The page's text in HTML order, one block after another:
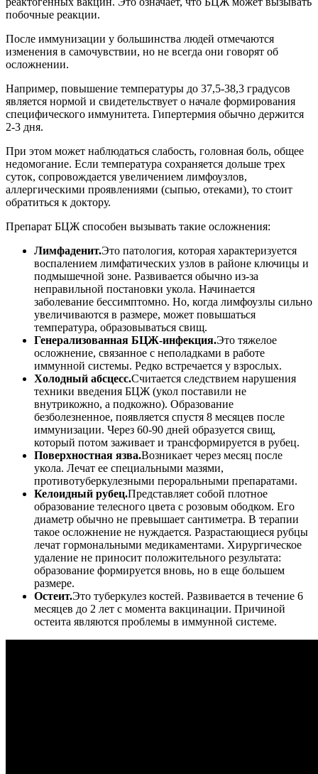
побочные реакции.
После иммунизации у большинства людей отмечаются
изменения в самочувствии, но не всегда они говорят об
осложнении.
Например, повышение температуры до 37,5-38,3 градусов
является нормой и свидетельствует о начале формирования
специфического иммунитета. Гипертермия обычно держится
2-3 дня.
При этом может наблюдаться слабость, головная боль, общее
недомогание. Если температура сохраняется дольше трех
суток, сопровождается увеличением лимфоузлов,
аллергическими проявлениями (сыпью, отеками), то стоит
обратиться к доктору.
Препарат БЦЖ способен вызывать такие осложнения:
Лимфаденит.Это патология, которая характеризуется
воспалением лимфатических узлов в районе ключицы и
подмышечной зоне. Развивается обычно из-за
неправильной постановки укола. Начинается
заболевание бессимптомно. Но, когда лимфоузлы сильно
увеличиваются в размере, может повышаться
температура, образовываться свищ.
Генерализованная БЦЖ-инфекция.Это тяжелое
осложнение, связанное с неполадками в работе
иммунной системы. Редко встречается у взрослых.
Холодный абсцесс.Считается следствием нарушения
техники введения БЦЖ (укол поставили не
внутрикожно, а подкожно). Образование
безболезненное, появляется спустя 8 месяцев после
иммунизации. Через 60-90 дней образуется свищ,
который потом заживает и трансформируется в рубец.
Поверхностная язва.Возникает через месяц после
укола. Лечат ее специальными мазями,
противотуберкулезными пероральными препаратами.
Келоидный рубец.Представляет собой плотное
образование телесного цвета с розовым ободком. Его
диаметр обычно не превышает сантиметра. В терапии
такое осложнение не нуждается. Разрастающиеся рубцы
лечат гормональными медикаментами. Хирургическое
удаление не приносит положительного результата:
образование формируется вновь, но в еще большем
размере.
Остеит.Это туберкулез костей. Развивается в течение 6
месяцев до 2 лет с момента вакцинации. Причиной
остеита являются проблемы в иммунной системе.